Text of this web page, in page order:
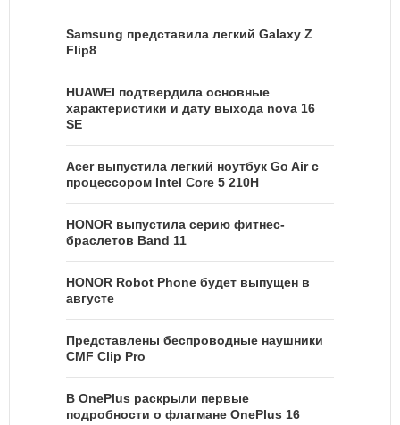
Samsung представила легкий Galaxy Z
Flip8
HUAWEI подтвердила основные
характеристики и дату выхода nova 16
SE
Acer выпустила легкий ноутбук Go Air c
процессором Intel Core 5 210H
HONOR выпустила серию фитнес-
браслетов Band 11
HONOR Robot Phone будет выпущен в
августе
Представлены беспроводные наушники
CMF Clip Pro
В OnePlus раскрыли первые
подробности о флагмане OnePlus 16